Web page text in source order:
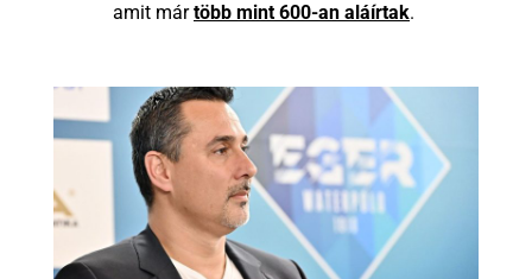
amit mártöbb mint 600-an aláírtak.